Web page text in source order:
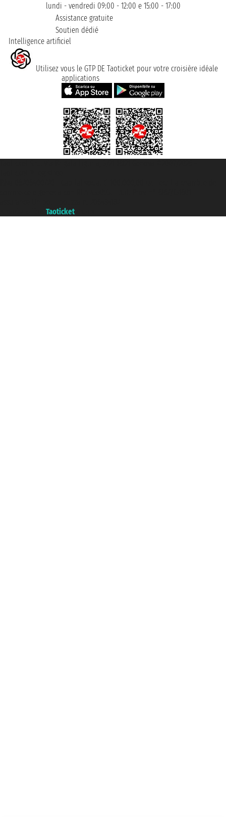
lundi - vendredi 09:00 - 12:00 e 15:00 - 17:00
Assistance gratuite
Soutien dédié
Intelligence artificiel
Utilisez vous le GTP DE Taoticket pour votre croisière idéale
applications
Taoticket